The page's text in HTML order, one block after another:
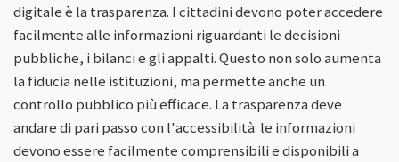
digitale è la trasparenza. I cittadini devono poter accedere
facilmente alle informazioni riguardanti le decisioni
pubbliche, i bilanci e gli appalti. Questo non solo aumenta
la fiducia nelle istituzioni, ma permette anche un
controllo pubblico più efficace. La trasparenza deve
andare di pari passo con l'accessibilità: le informazioni
devono essere facilmente comprensibili e disponibili a